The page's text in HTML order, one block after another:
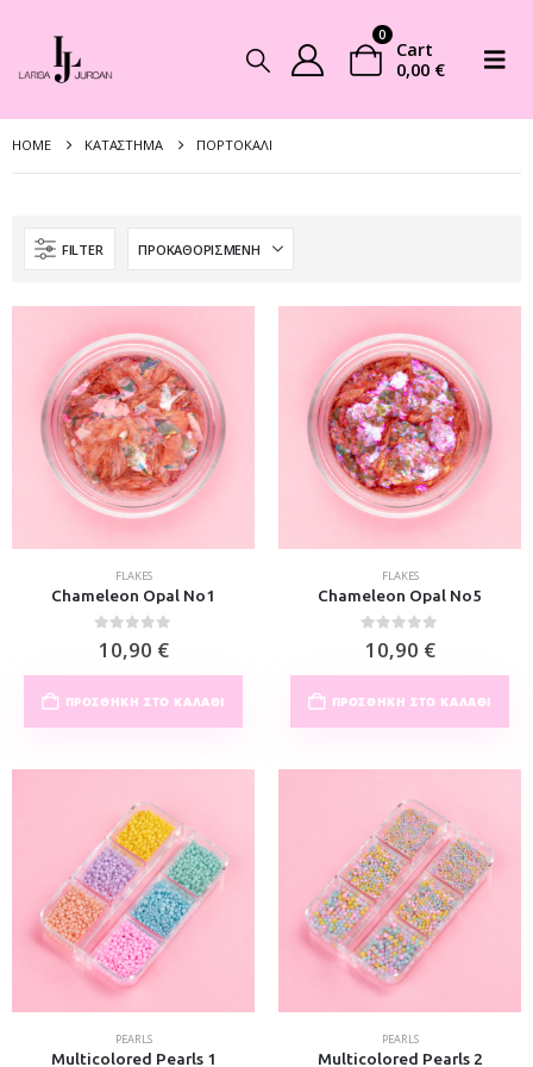
0
Cart
0,00 €
HOME ΚΑΤΆΣΤΗΜΑ ΠΟΡΤΟΚΑΛΊ
FILTER
FLAKES
Chameleon Opal No1
0out of 5
10,90 €
ΠΡΟΣΘΉΚΗ ΣΤΟ ΚΑΛΆΘΙ
FLAKES
Chameleon Opal No5
0out of 5
10,90 €
ΠΡΟΣΘΉΚΗ ΣΤΟ ΚΑΛΆΘΙ
PEARLS
Multicolored Pearls 1
PEARLS
Multicolored Pearls 2